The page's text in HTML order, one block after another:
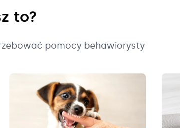
to?
pomocy behawiorysty